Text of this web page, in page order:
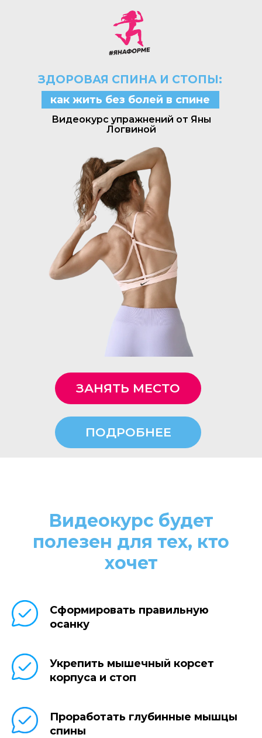
ЗДОРОВАЯ СПИНА И СТОПЫ:
Видеокурс упражнений от Яны
Логвиной
ПОДРОБНЕЕ
как жить без болей в спине
ЗАНЯТЬ МЕСТО
Видеокурс будет
полезен для тех, кто
хочет
Сформировать правильную
осанку
Укрепить мышечный корсет
корпуса и стоп
Проработать глубинные мышцы
спины